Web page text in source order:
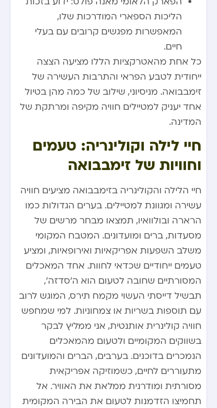
הליכות הספארי המודרכות שלו,
המאפשרות מפגשים קרובים עם בעלי
חיים.
כל אחת מהאטרקציות הללו מציעה הצצה
ייחודית לטבע הפראי והתרבות העשירה של
זימבבואה. מניסיוני, שילוב של כמה מהן בטיול
אחד יעניק למטיילים חוויה מקיפה ומרתקת של
המדינה.
חיי לילה וקולינריה: טעמים
וחוויות של זימבבואה
חיי הלילה והקולינריה בזימבבואה מציעים חוויה
עשירה ומגוונת למטיילים. בערים הגדולות כמו
הרארה ובולוואיו, תמצאו מבחר מרשים של
מסעדות, ברים ומועדונים. המטבח המקומי
משלב השפעות אפריקאיות ואירופאיות, ומציע
טעמים ייחודיים שכדאי לחוות. אחד המאכלים
המסורתיים שחובה לטעום הוא ה’סדזה’,
תבשיל דייסתי העשוי מקמח תירס, המוגש לרוב
עם תוספות בשריות או צמחוניות. למי שמחפש
חוויה קולינרית אותנטית, אני ממליץ לבקר
בשווקים המקומיים ולטעום מהמאכלים
הנמכרים בדוכנים. בערבים, הברים והמועדונים
מתעוררים לחיים, כשמוזיקה אפריקאית
מסורתית ומודרנית ממלאת את האוויר. אל
תחמיצו הזדמנות לטעום את הבירה המקומית